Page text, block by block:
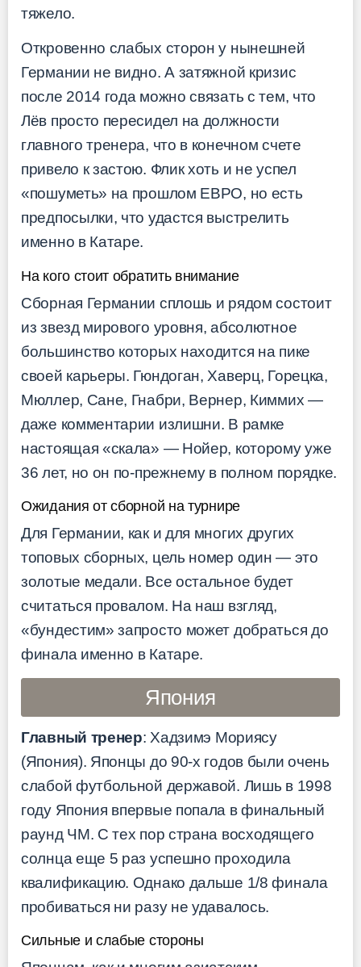
тяжело.
Откровенно слабых сторон у нынешней
Германии не видно. А затяжной кризис
после 2014 года можно связать с тем, что
Лёв просто пересидел на должности
главного тренера, что в конечном счете
привело к застою. Флик хоть и не успел
«пошуметь» на прошлом ЕВРО, но есть
предпосылки, что удастся выстрелить
именно в Катаре.
На кого стоит обратить внимание
Сборная Германии сплошь и рядом состоит
из звезд мирового уровня, абсолютное
большинство которых находится на пике
своей карьеры. Гюндоган, Хаверц, Горецка,
Мюллер, Сане, Гнабри, Вернер, Киммих —
даже комментарии излишни. В рамке
настоящая «скала» — Нойер, которому уже
36 лет, но он по-прежнему в полном порядке.
Ожидания от сборной на турнире
Для Германии, как и для многих других
топовых сборных, цель номер один — это
золотые медали. Все остальное будет
считаться провалом. На наш взгляд,
«бундестим» запросто может добраться до
финала именно в Катаре.
Япония
Главный тренер: Хадзимэ Мориясу
(Япония). Японцы до 90-х годов были очень
слабой футбольной державой. Лишь в 1998
году Япония впервые попала в финальный
раунд ЧМ. С тех пор страна восходящего
солнца еще 5 раз успешно проходила
квалификацию. Однако дальше 1/8 финала
пробиваться ни разу не удавалось.
Сильные и слабые стороны